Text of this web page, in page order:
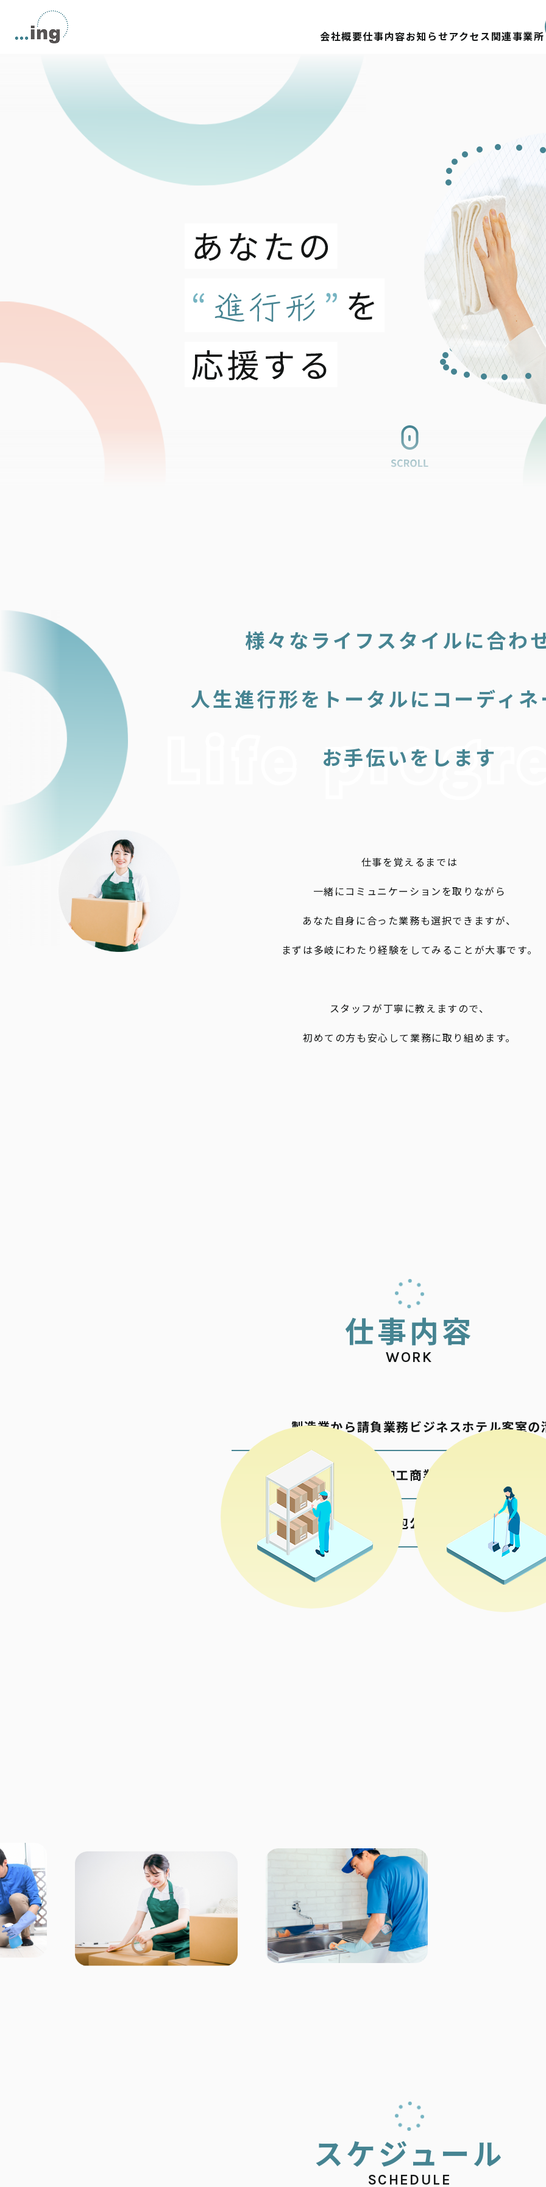
会社概要仕事内容お知らせアクセス関連事業所
様々なライフスタイルに合わ
人生進行形をトータルにコーディ
お手伝いをします
仕事を覚えるまでは
一緒にコミュニケーションを取りながら
あなた自身に合った業務も選択できますが、
まずは多岐にわたり経験をしてみることが大事です。
スタッフが丁寧に教えますので、
初めての方も安心して業務に取り組めます。
仕事内容
WORK
製造業から請負業務
包材の加工
各種検品梱包
ビジネスホテル客室の
商業施設の清掃
公共施設の清掃
スケジュ ール
SCHEDULE